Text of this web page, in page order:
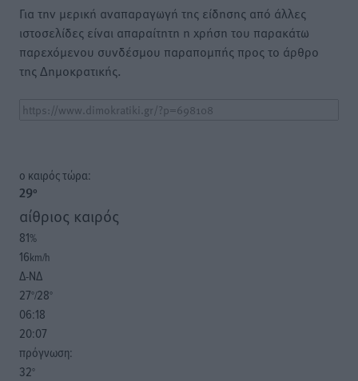
Για την μερική αναπαραγωγή της είδησης από άλλες
ιστοσελίδες είναι απαραίτητη η χρήση του παρακάτω
παρεχόμενου συνδέσμου παραπομπής προς το άρθρο
της Δημοκρατικής.
o καιρός τώρα:
29°
αίθριος καιρός
81%
16km/h
Δ-ΝΔ
27°/28°
06:18
20:07
πρόγνωση:
32°